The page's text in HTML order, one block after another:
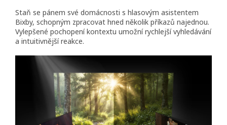
Staň se pánem své domácnosti s hlasovým asistentem
Bixby, schopným zpracovat hned několik příkazů najednou.
Vylepšené pochopení kontextu umožní rychlejší vyhledávání
a intuitivnější reakce.